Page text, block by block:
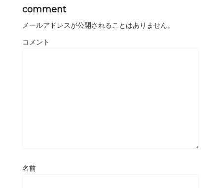
comment
メールアドレスが公開されることはありません。
コメント
名前